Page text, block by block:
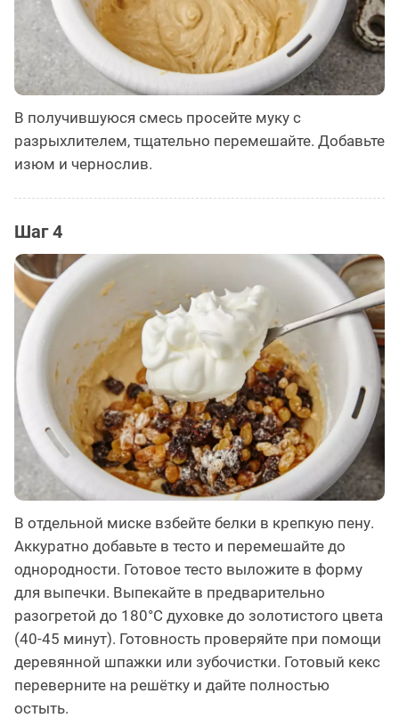
В получившуюся смесь просейте муку с
разрыхлителем, тщательно перемешайте. Добавьте
изюм и чернослив.
Шаг 4
В отдельной миске взбейте белки в крепкую пену.
Аккуратно добавьте в тесто и перемешайте до
однородности. Готовое тесто выложите в форму
для выпечки. Выпекайте в предварительно
разогретой до 180°C духовке до золотистого цвета
(40-45 минут). Готовность проверяйте при помощи
деревянной шпажки или зубочистки. Готовый кекс
переверните на решётку и дайте полностью
остыть.